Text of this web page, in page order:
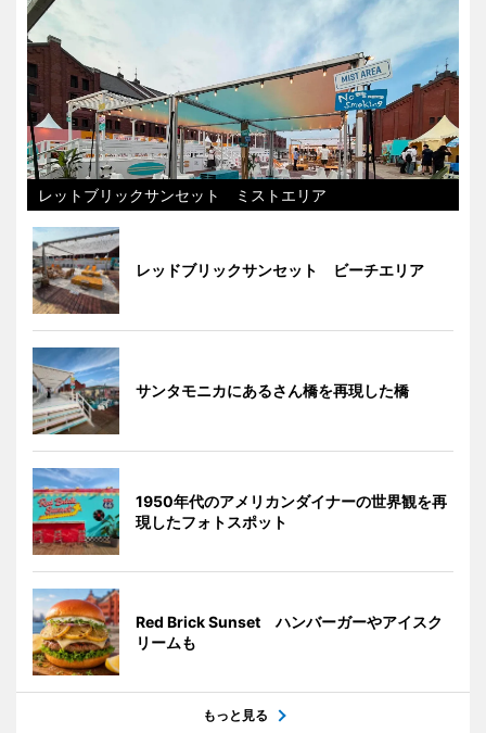
レットブリックサンセット ミストエリア
レッドブリックサンセット ビーチエリア
サンタモニカにあるさん橋を再現した橋
1950年代のアメリカンダイナーの世界観を再
現したフォトスポット
Red Brick Sunset ハンバーガーやアイスク
リームも
もっと見る